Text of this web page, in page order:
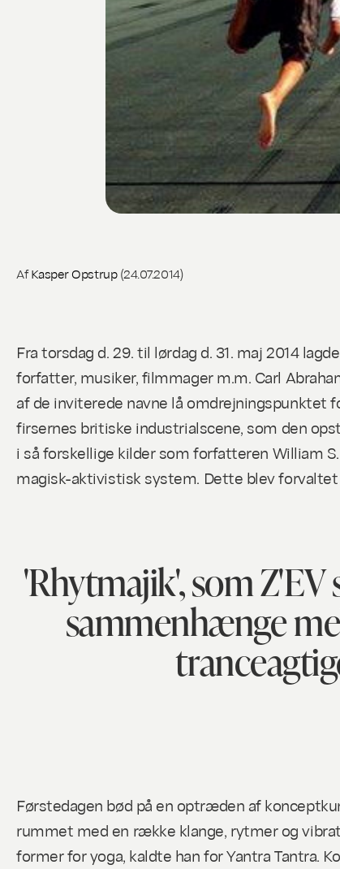
AfKasper Opstrup(24.07.2014)
Fra torsdag d. 29. til lørdag d. 31. maj 2014
forfatter, musiker, filmmager m.m. Carl
af de inviterede navne lå omdrejningspunktet
firsernes britiske industrialscene, som den
i så forskellige kilder som forfatteren William
magisk-aktivistisk system. Dette blev
'Rhytmajik', som
sammenhænge
Førstedagen bød på en optræden af
rummet med en række klange, rytmer og
former for yoga, kaldte han forYantra Tantra.